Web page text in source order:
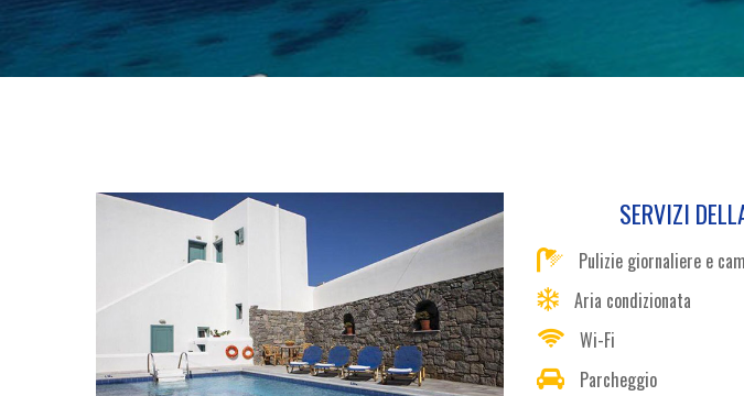
SERVIZI
Pulizie giornaliere e
Aria condizionata
Wi-Fi
Parcheggio